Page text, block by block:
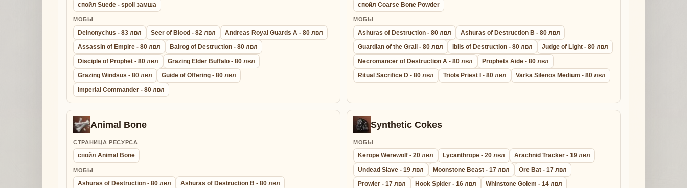
спойл Suede - spoil замша
МОБЫ
Deinonychus - 83 лвл Seer of Blood - 82 лвл
Andreas Royal Guards A - 80 лвл
Assassin of Empire - 80 лвл
Balrog of Destruction - 80 лвл
Disciple of Prophet - 80 лвл
Grazing Elder Buffalo - 80 лвл
Grazing Windsus - 80 лвл
Guide of Offering - 80 лвл
Imperial Commander - 80 лвл
спойл Coarse Bone Powder
МОБЫ
Ashuras of Destruction - 80 лвл
Ashuras of Destruction B - 80 лвл
Guardian of the Grail - 80 лвл
Iblis of Destruction - 80 лвл
Judge of Light - 80 лвл
Necromancer of Destruction A - 80 лвл
Prophets Aide - 80 лвл
Ritual Sacrifice D - 80 лвл
Triols Priest I - 80 лвл Varka Silenos Medium - 80 лвл
Animal Bone
СТРАНИЦА РЕСУРСА
спойл Animal Bone
МОБЫ
Ashuras of Destruction - 80 лвл
Ashuras of Destruction B - 80 лвл
Synthetic Cokes
МОБЫ
Kerope Werewolf - 20 лвл Lycanthrope - 20 лвл
Arachnid Tracker - 19 лвл
Undead Slave - 19 лвл
Moonstone Beast - 17 лвл
Ore Bat - 17 лвл
Prowler - 17 лвл
Hook Spider - 16 лвл Whinstone Golem - 14 лвл